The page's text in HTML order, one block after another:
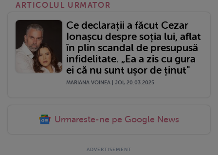
ARTICOLUL URMATOR
Ce declarații a făcut Cezar
Ionașcu despre soția lui, aflat
în plin scandal de presupusă
infidelitate. „Ea a zis cu gura
ei că nu sunt ușor de ținut"
MARIANA VOINEA | JOI, 20.03.2025
Urmareste-ne pe Google News